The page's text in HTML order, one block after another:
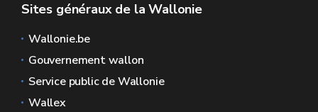
Sites généraux de la Wallonie
Wallonie.be
Gouvernement wallon
Service public de Wallonie
Wallex